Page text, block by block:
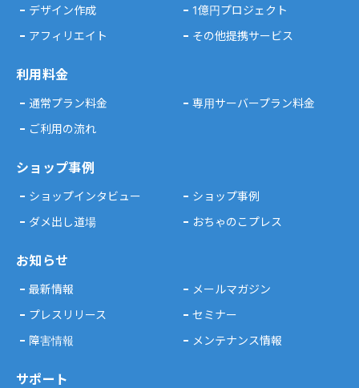
デザイン作成
1億円プロジェクト
アフィリエイト
その他提携サービス
利用料金
通常プラン料金
専用サーバープラン料金
ご利用の流れ
ショップ事例
ショップインタビュー
ショップ事例
ダメ出し道場
おちゃのこプレス
お知らせ
最新情報
メールマガジン
プレスリリース
セミナー
障害情報
メンテナンス情報
サポート